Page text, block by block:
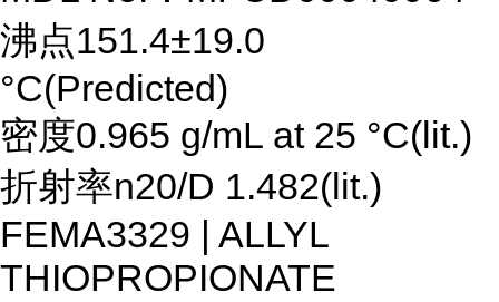
沸点151.4±19.0
°C(Predicted)
密度0.965 g/mL at 25 °C(lit.)
折射率n20/D 1.482(lit.)
FEMA3329 | ALLYL
THIOPROPIONATE